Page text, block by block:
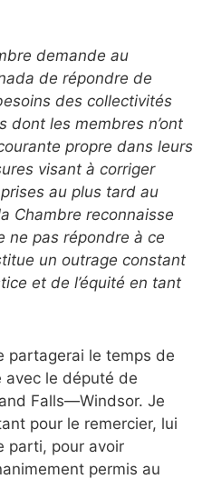
demande au
de répondre de
des collectivités
dont les membres n’ont
propre dans leurs
visant à corriger
au plus tard au
Chambre reconnaisse
ne pas répondre à ce
un outrage constant
et de l’équité en tant
partagerai le temps de
avec le député de
Falls—Windsor. Je
pour le remercier, lui
parti, pour avoir
permis au